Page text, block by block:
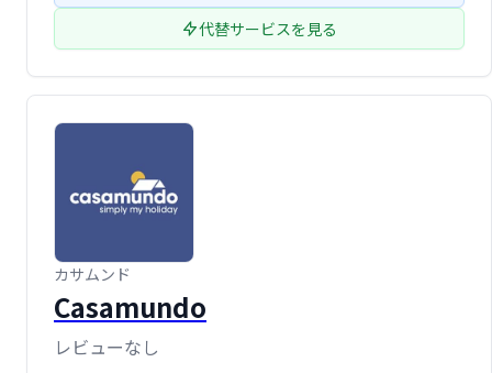
代替サービスを見る
カサムンド
Casamundo
レビューなし